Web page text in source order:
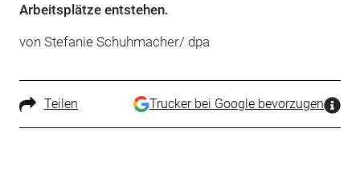
Arbeitsplätze entstehen.
von Stefanie Schuhmacher/ dpa
Teilen Trucker bei Google bevorzugen